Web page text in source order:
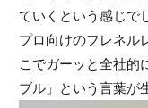
ていくという感じで
プロ向けのフレネル
こでガーッと全社的
ブル」という言葉が